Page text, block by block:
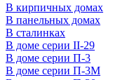
В кирпичных домах
В панельных домах
В сталинках
В доме серии II-29
В доме серии П-3
В доме серии П-3М